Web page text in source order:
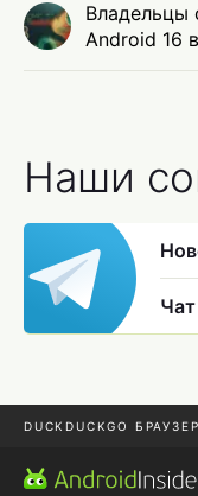
Владельцы
Android 16
Наши
DUCKDUCKGO БРАУЗЕР
ПРИЛОЖЕНИЯ